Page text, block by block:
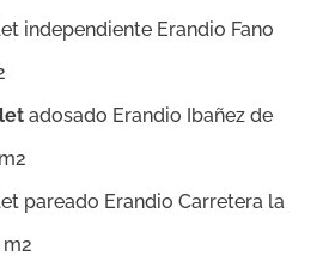
independiente Erandio Fano
adosado Erandio Ibañez de
pareado Erandio Carretera la
m2